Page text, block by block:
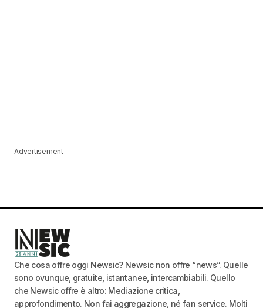
Advertisement
Che cosa offre oggi Newsic? Newsic non offre “news”. Quelle
sono ovunque, gratuite, istantanee, intercambiabili. Quello
che Newsic offre è altro: Mediazione critica,
approfondimento. Non fai aggregazione, né fan service. Molti